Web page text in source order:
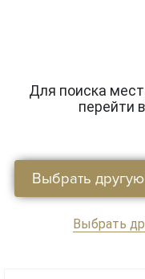
Для поиска
перейти
Выбрать
Выбрать